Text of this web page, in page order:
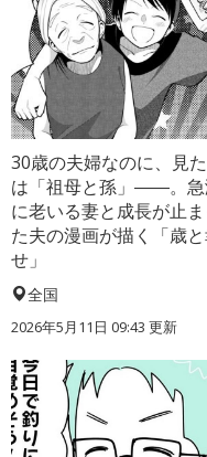
30歳の夫婦なのに、見
は「祖母と孫」――。急
に老いる妻と成長が止
た夫の漫画が描く「歳
せ」
全国
2026年5月11日 09:43 更新